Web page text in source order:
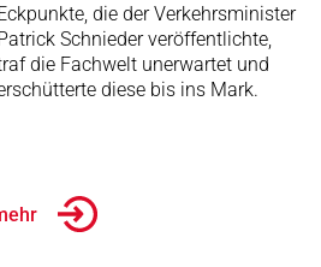
die der Verkehrsminister
Schnieder veröffentlichte,
die Fachwelt unerwartet und
diese bis ins Mark.